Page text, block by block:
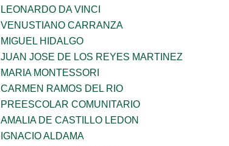
LEONARDO DA VINCI
VENUSTIANO CARRANZA
MIGUEL HIDALGO
JUAN JOSE DE LOS REYES MARTINEZ
MARIA MONTESSORI
CARMEN RAMOS DEL RIO
PREESCOLAR COMUNITARIO
AMALIA DE CASTILLO LEDON
IGNACIO ALDAMA